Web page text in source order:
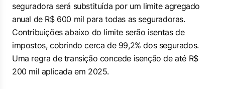
seguradora será substituída por um limite agregado
anual de R$ 600 mil para todas as seguradoras.
Contribuições abaixo do limite serão isentas de
impostos, cobrindo cerca de 99,2% dos segurados.
Uma regra de transição concede isenção de até R$
200 mil aplicada em 2025.